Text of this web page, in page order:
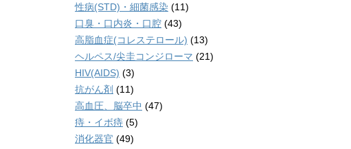
性病(STD)・細菌感染 (11)
口臭・口内炎・口腔 (43)
高脂血症(コレステロール) (13)
ヘルペス/尖圭コンジローマ (21)
HIV(AIDS) (3)
抗がん剤 (11)
高血圧、脳卒中 (47)
痔・イボ痔 (5)
消化器官 (49)